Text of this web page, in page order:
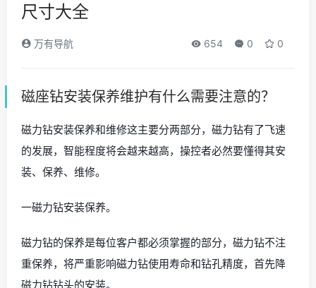
尺寸大全
万有导航 654 0 0
磁座钻安装保养维护有什么需要注意的？
磁力钻安装保养和维修这主要分两部分，磁力钻有了飞速
的发展，智能程度将会越来越高，操控者必然要懂得其安
装、保养、维修。
一磁力钻安装保养。
磁力钻的保养是每位客户都必须掌握的部分，磁力钻不注
重保养，将严重影响磁力钻使用寿命和钻孔精度，首先降
磁力钻钻头的安装。